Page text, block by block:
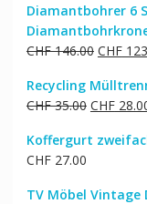
Diamantbohrer 6
CHF146.00
war:
CHF
CHF
Recycling
CHF35.00
war:
CHF
Koffergurt
CHF27.00
TV Möbel Vintage